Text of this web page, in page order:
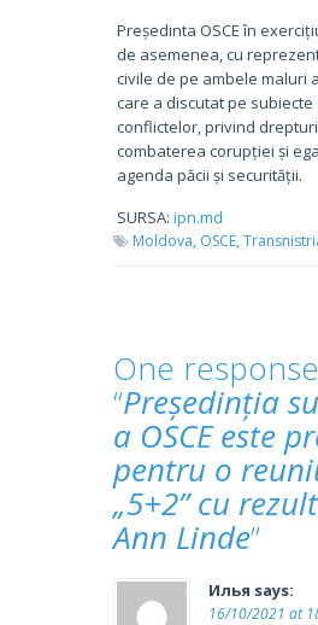
Președinta OSCE în
de asemenea, cu
civile de pe ambele maluri
care a discutat pe
conflictelor, privind
combaterea corupției și
agenda păcii și securității.
SURSA: ipn.md
Moldova, OSCE,
One
“Președinția
a OSCE este
pentru o
„5+2” cu
Ann Linde”
Илья says:
16/10/2021 at